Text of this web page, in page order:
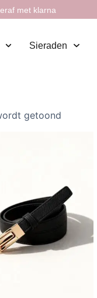
met klarna
Sieraden
getoond